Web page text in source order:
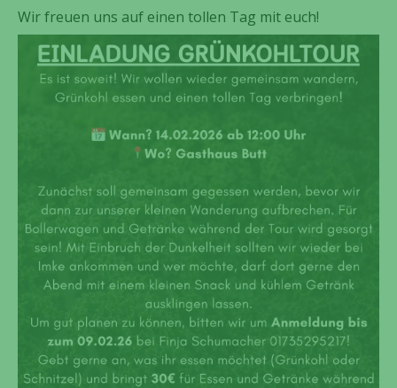
Wir freuen uns auf einen tollen Tag mit euch!